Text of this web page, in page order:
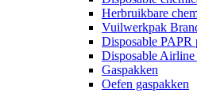
Herbruikbare
Vuilwerkpak
Disposable PAPR
Disposable
Gaspakken
Oefen gaspakken